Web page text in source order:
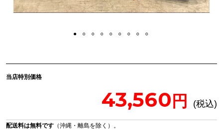
当店特別価格
43,560
配送料は無料です （沖縄・離島を除く）。